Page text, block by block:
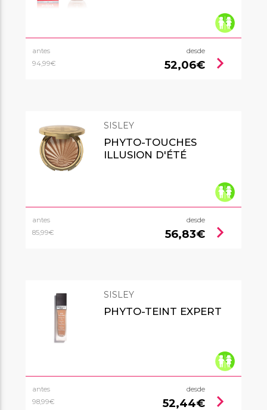
antes
94,99€
desde
52,06€ chevron_right
SISLEY
PHYTO-TOUCHES
ILLUSION D'ÉTÉ
antes
85,99€
desde
56,83€ chevron_right
SISLEY
PHYTO-TEINT EXPERT
antes
98,99€
desde
52,44€ chevron_right